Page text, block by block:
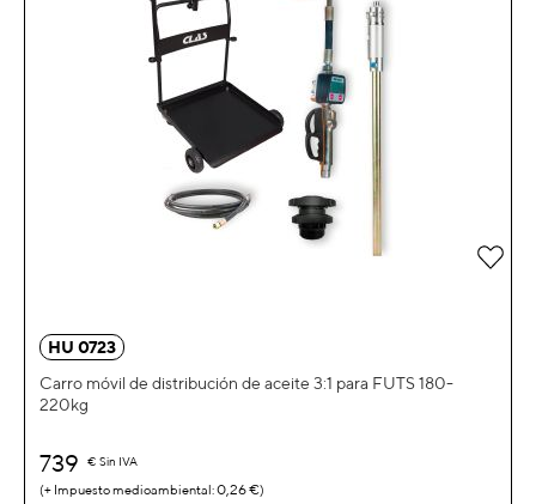
HU 0723
Carro móvil de distribución de aceite 3:1 para FUTS 180-
220kg
739 € Sin IVA
0,26 €